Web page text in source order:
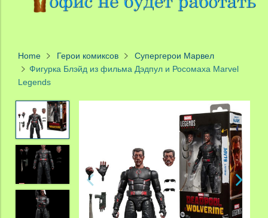
Home Герои комиксов
Супергерои Марвел
Фигурка Блэйд из фильма Дэдпул и Росомаха Marvel
Legends